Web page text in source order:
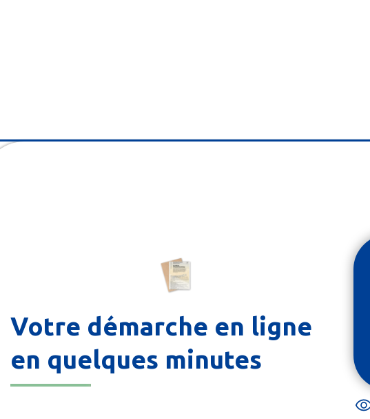
Votre démarche en ligne
en quelques minutes